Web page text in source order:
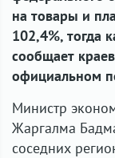
на товары и
102,4%, тогда
сообщает
официальном
Министр
Жаргалма
соседних